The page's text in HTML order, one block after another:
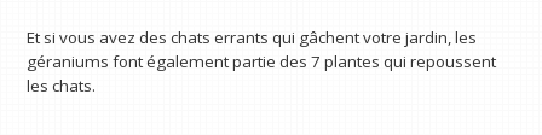
Et si vous avez des chats errants qui gâchent votre jardin, les
géraniums font également partie des 7 plantes qui repoussent
les chats.